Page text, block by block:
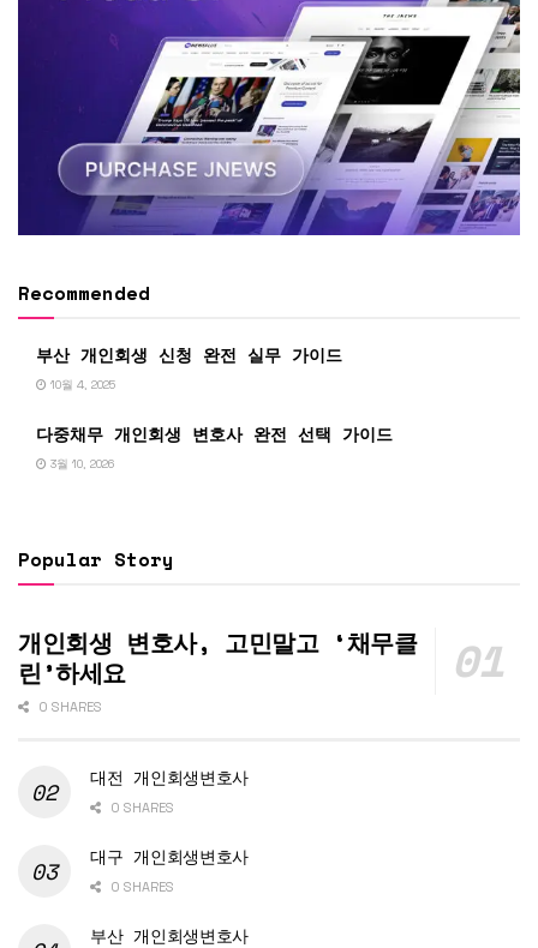
Recommended
부산 개인회생 신청 완전 실무 가이드
10월 4, 2025
다중채무 개인회생 변호사 완전 선택 가이드
3월 10, 2026
Popular Story
개인회생 변호사, 고민말고 ‘채무클
린’하세요
0 SHARES
대전 개인회생변호사
0 SHARES
대구 개인회생변호사
0 SHARES
부산 개인회생변호사